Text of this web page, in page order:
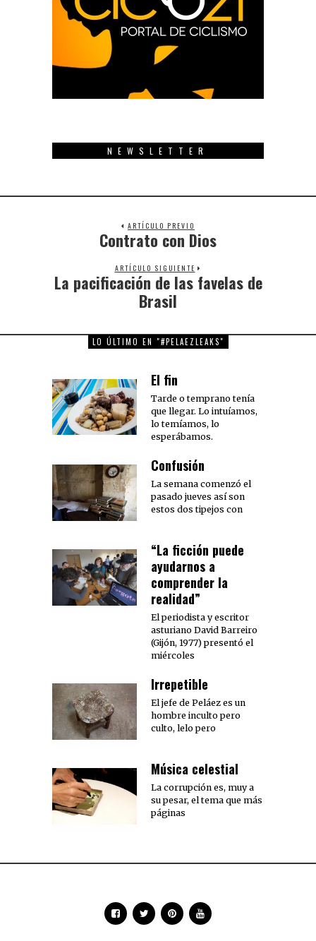
NEWSLETTER
ARTÍCULO PREVIO
Previous
Contrato con Dios
ARTÍCULO SIGUIENTE
Next
post:
La pacificación de las favelas de
Brasil
LO ÚLTIMO EN "#PELAEZLEAKS"
El fin
Tarde o temprano tenía
que llegar. Lo intuíamos,
lo temíamos, lo
esperábamos.
Confusión
La semana comenzó el
pasado jueves así son
estos dos tipejos con
“La ficción puede
ayudarnos a
comprender la
realidad”
El periodista y escritor
asturiano David Barreiro
(Gijón, 1977) presentó el
miércoles
Irrepetible
El jefe de Peláez es un
hombre inculto pero
culto, lelo pero
Música celestial
La corrupción es, muy a
su pesar, el tema que más
páginas